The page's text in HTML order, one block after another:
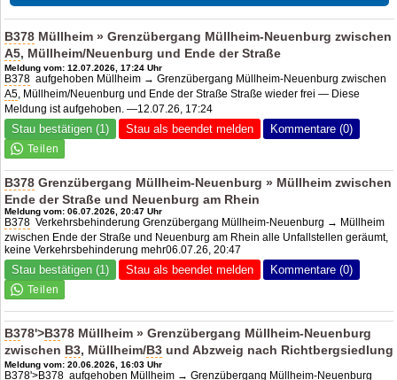
B378 Müllheim » Grenzübergang Müllheim-Neuenburg zwischen
A5, Müllheim/Neuenburg und Ende der Straße
Meldung vom: 12.07.2026, 17:24 Uhr
B378 aufgehoben Müllheim → Grenzübergang Müllheim-Neuenburg zwischen
A5, Müllheim/Neuenburg und Ende der Straße Straße wieder frei — Diese
Meldung ist aufgehoben. —12.07.26, 17:24
Stau bestätigen (1) Stau als beendet melden Kommentare (0)
B378 Grenzübergang Müllheim-Neuenburg » Müllheim zwischen
Ende der Straße und Neuenburg am Rhein
Meldung vom: 06.07.2026, 20:47 Uhr
B378 Verkehrsbehinderung Grenzübergang Müllheim-Neuenburg → Müllheim
zwischen Ende der Straße und Neuenburg am Rhein alle Unfallstellen geräumt,
keine Verkehrsbehinderung mehr06.07.26, 20:47
Stau bestätigen (1) Stau als beendet melden Kommentare (0)
B378'>B378 Müllheim » Grenzübergang Müllheim-Neuenburg
zwischen B3, Müllheim/B3 und Abzweig nach Richtbergsiedlung
Meldung vom: 20.06.2026, 16:03 Uhr
B378'>B378 aufgehoben Müllheim → Grenzübergang Müllheim-Neuenburg